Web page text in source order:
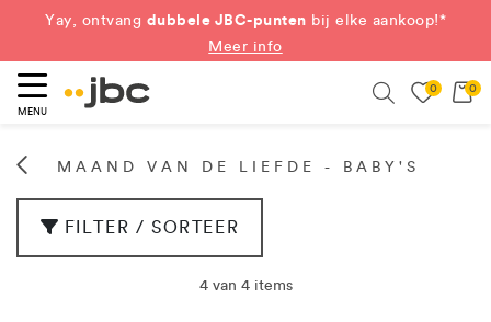
Yay, ontvang dubbele JBC-punten bij elke aankoop!*
Meer info
MENU
0 0
MAAND VAN DE LIEFDE - BABY'S
FILTER / SORTEER
4 van 4 items